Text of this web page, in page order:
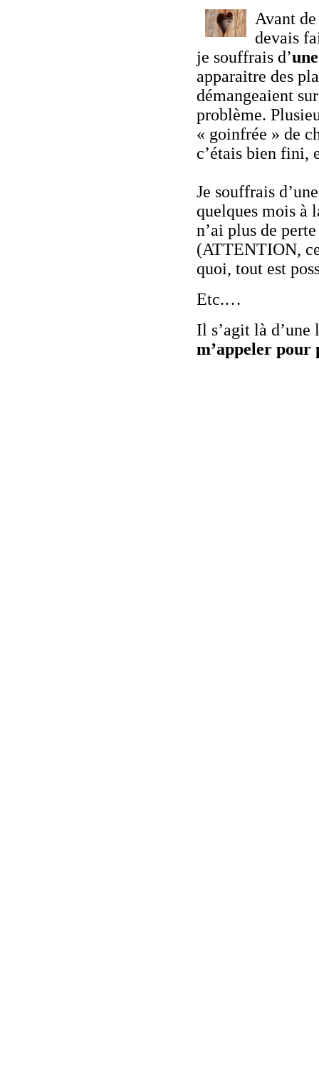
Avant
devais
je souffrais d’
apparaitre des
démangeaient
problème.
« goinfrée » de
c’étais bien fini,
Je souffrais
quelques mois à
n’ai plus de
(ATTENTION,
quoi, tout est
Etc.…
Il s’agit là
m’appeler pour